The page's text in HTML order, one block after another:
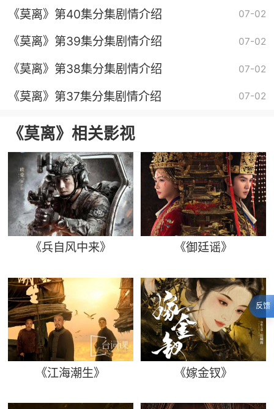
《莫离》第40集分集剧情介绍 07-02
《莫离》第39集分集剧情介绍 07-02
《莫离》第38集分集剧情介绍 07-02
《莫离》第37集分集剧情介绍 07-02
《莫离》相关影视
《兵自风中来》 《御廷谣》
《江海潮生》 《嫁金钗》
反馈